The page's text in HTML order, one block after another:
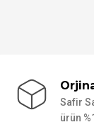
Safir
ürün